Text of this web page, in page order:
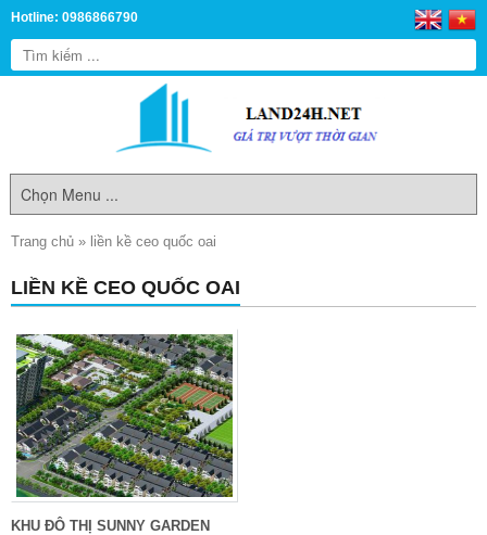
Hotline: 0986866790
Trang chủ » liền kề ceo quốc oai
LIỀN KỀ CEO QUỐC OAI
KHU ĐÔ THỊ SUNNY GARDEN